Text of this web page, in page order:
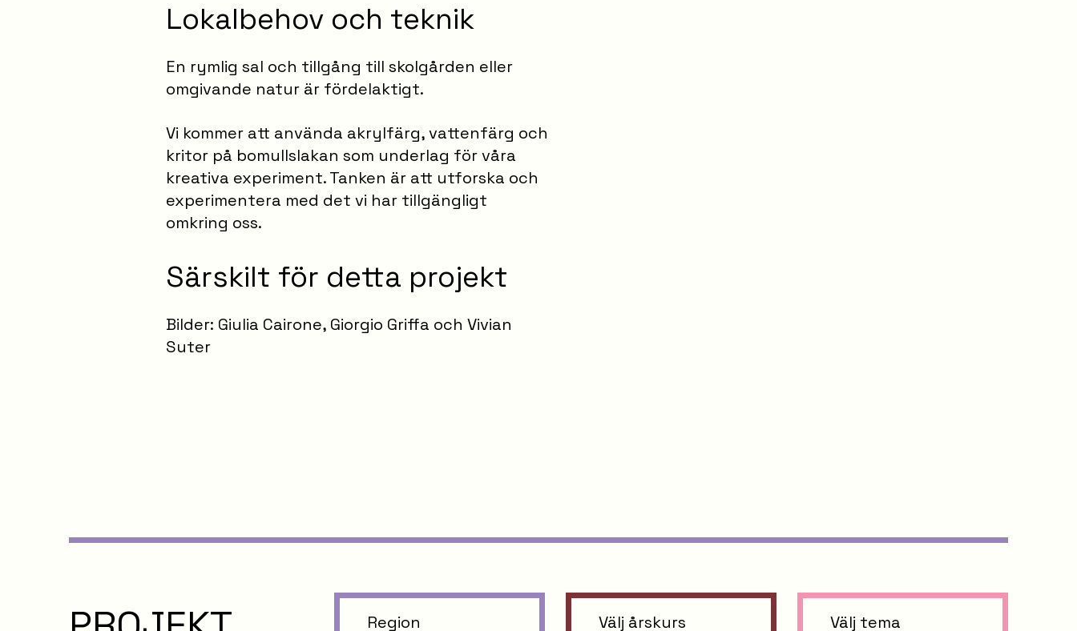
Lokalbehov och teknik
En rymlig sal och tillgång till skolgården eller
omgivande natur är fördelaktigt.
Vi kommer att använda akrylfärg, vattenfärg och
kritor på bomullslakan som underlag för våra
kreativa experiment. Tanken är att utforska och
experimentera med det vi har tillgängligt
omkring oss.
Särskilt för detta projekt
Bilder: Giulia Cairone, Giorgio Griffa och Vivian
Suter
Region Välj årskurs Välj tema